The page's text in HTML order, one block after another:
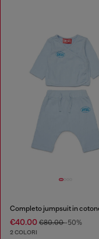
€40.00 €80.00-50%
2 COLORI